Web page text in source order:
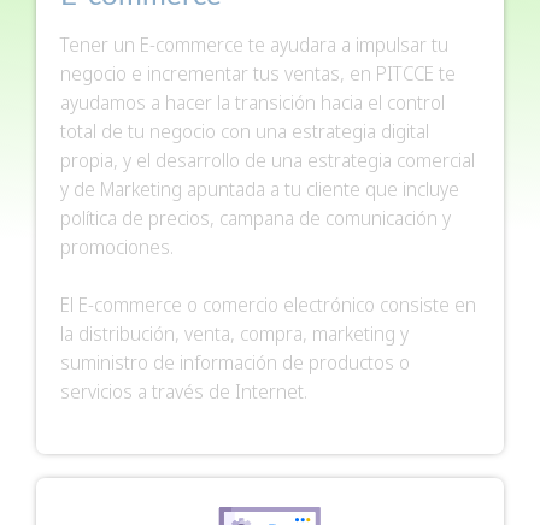
Tener un E-commerce te ayudara a impulsar tu
negocio e incrementar tus ventas, en PITCCE te
ayudamos a hacer la transición hacia el control
total de tu negocio con una estrategia digital
propia, y el desarrollo de una estrategia comercial
y de Marketing apuntada a tu cliente que incluye
política de precios, campana de comunicación y
promociones.
El E-commerce o comercio electrónico consiste en
la distribución, venta, compra, marketing y
suministro de información de productos o
servicios a través de Internet.